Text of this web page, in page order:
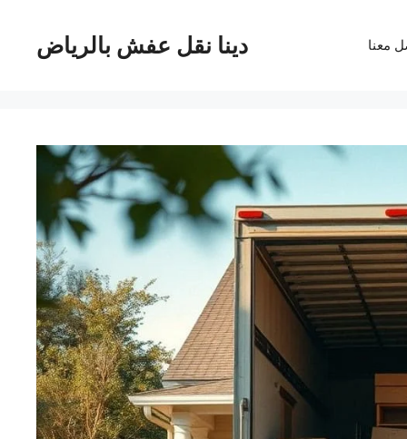
دينا نقل عفش بالرياض معنا